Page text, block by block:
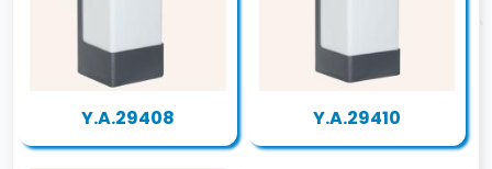
Y.A.29408 Y.A.29410